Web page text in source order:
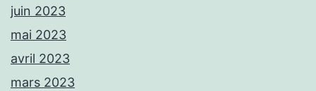
juin 2023
mai 2023
avril 2023
mars 2023